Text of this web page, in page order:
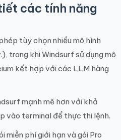
các tính năng
tùy chọn nhiều mô hình
trong khi Windsurf sử dụng mô
kết hợp với các LLM hàng
mạnh mẽ hơn với khả
vào terminal để thực thi lệnh.
miễn phí giới hạn và gói Pro